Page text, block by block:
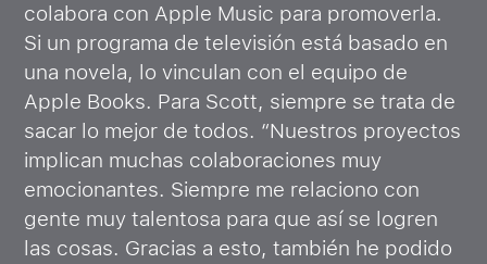
colabora con Apple Music para promoverla.
Si un programa de televisión está basado en
una novela, lo vinculan con el equipo de
Apple Books. Para Scott, siempre se trata de
sacar lo mejor de todos. “Nuestros proyectos
implican muchas colaboraciones muy
emocionantes. Siempre me relaciono con
gente muy talentosa para que así se logren
las cosas. Gracias a esto, también he podido